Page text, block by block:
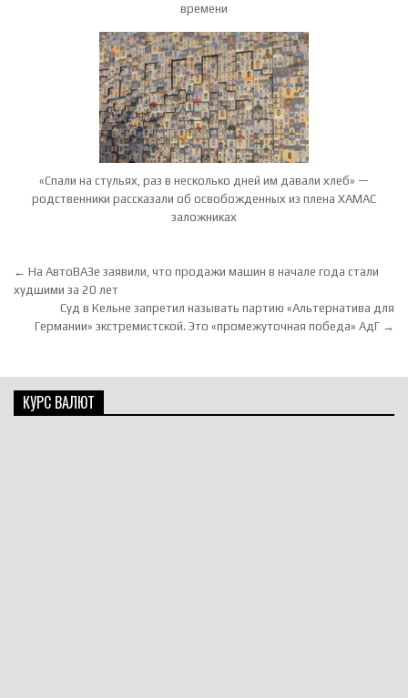
времени
«Спали на стульях, раз в несколько дней им давали хлеб» —
родственники рассказали об освобожденных из плена ХАМАС
заложниках
Навигация по записям
← На АвтоВАЗе заявили, что продажи машин в начале года стали
худшими за 20 лет
Суд в Кельне запретил называть партию «Альтернатива для
Германии» экстремистской. Это «промежуточная победа» АдГ →
КУРС ВАЛЮТ